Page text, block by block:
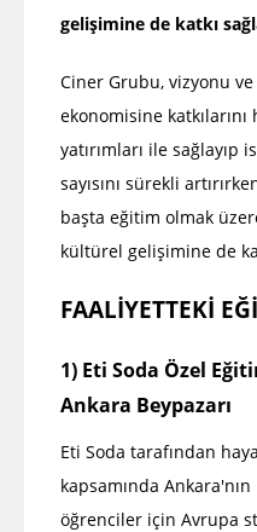
gelişimine de katkı
Ciner Grubu, vizyonu
ekonomisine
yatırımları ile
sayısını sürekli
başta eğitim olmak
kültürel gelişimine de
FAALİYETTEKİ
1) Eti Soda Özel
Ankara Beypazarı
Eti Soda tarafından
kapsamında
öğrenciler için Avrupa